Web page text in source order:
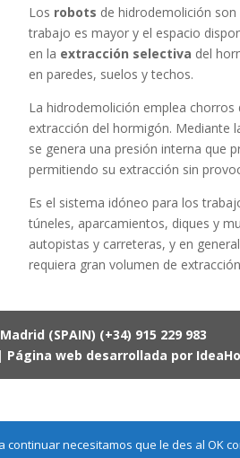
Los robots de hidrodemolición
trabajo es mayor y el espacio
en la extracción selectiva del
en paredes, suelos y techos.
La hidrodemolición emplea chorros
extracción del hormigón. Mediante
se genera una presión interna que
permitiendo su extracción sin
Es el sistema idóneo para los
túneles, aparcamientos, diques y
autopistas y carreteras, y en
requiera gran volumen de
(SPAIN) (+34) 915 229 983
| Página web desarrollada por
necesitamos que le des al OK